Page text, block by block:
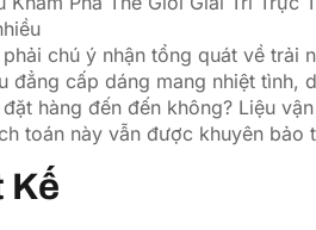
chú ý nhận tổng quát về trải
đẳng cấp dáng mang nhiệt tình,
hàng đến đến không? Liệu
toán này vẫn được khuyên bảo
Kế